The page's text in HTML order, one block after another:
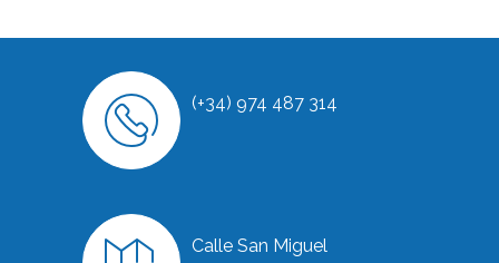
(+34) 974 487 314
Calle San Miguel